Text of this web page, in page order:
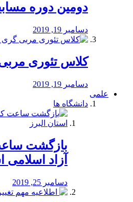
دومین دوره
دسامبر 19, 2019
کلاس تئوری مربی
دسامبر 19, 2019
علمی
دانشگاه ها
بازگشت
آزاد اسلامی
دسامبر 25, 2019